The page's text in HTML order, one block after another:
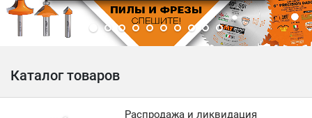
Каталог товаров
Распродажа и ликвидация